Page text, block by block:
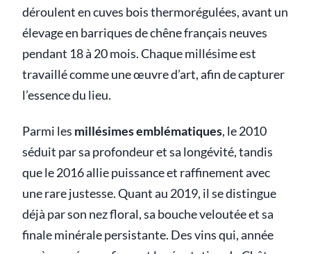
déroulent en cuves bois thermorégulées, avant un
élevage en barriques de chêne français neuves
pendant 18 à 20 mois. Chaque millésime est
travaillé comme une œuvre d’art, afin de capturer
l’essence du lieu.
Parmi les millésimes emblématiques, le 2010
séduit par sa profondeur et sa longévité, tandis
que le 2016 allie puissance et raffinement avec
une rare justesse. Quant au 2019, il se distingue
déjà par son nez floral, sa bouche veloutée et sa
finale minérale persistante. Des vins qui, année